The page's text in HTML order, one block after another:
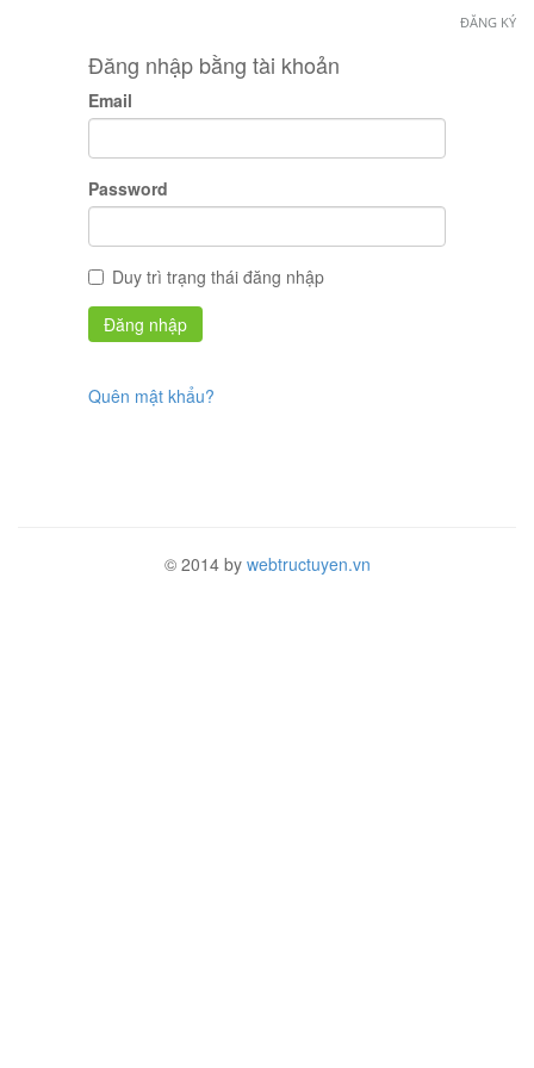
ĐĂNG KÝ
Đăng nhập bằng tài khoản
Email
Password
Duy trì trạng thái đăng nhập
Quên mật khẩu?
© 2014 by webtructuyen.vn